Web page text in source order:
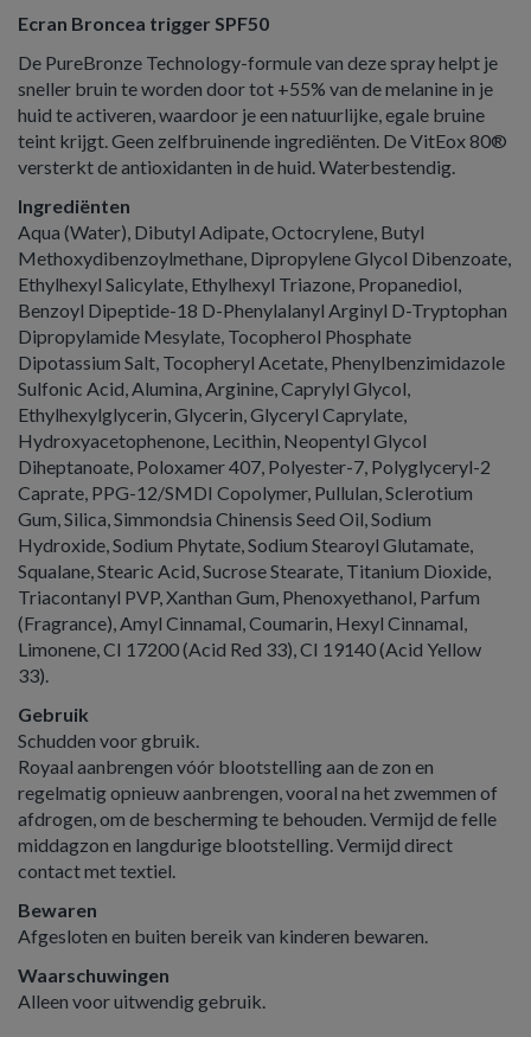
Ecran Broncea trigger SPF50
De PureBronze Technology-formule van deze spray helpt je
sneller bruin te worden door tot +55% van de melanine in je
huid te activeren, waardoor je een natuurlijke, egale bruine
teint krijgt. Geen zelfbruinende ingrediënten. De VitEox 80®
versterkt de antioxidanten in de huid. Waterbestendig.
Ingrediënten
Aqua (Water), Dibutyl Adipate, Octocrylene, Butyl
Methoxydibenzoylmethane, Dipropylene Glycol Dibenzoate,
Ethylhexyl Salicylate, Ethylhexyl Triazone, Propanediol,
Benzoyl Dipeptide-18 D-Phenylalanyl Arginyl D-Tryptophan
Dipropylamide Mesylate, Tocopherol Phosphate
Dipotassium Salt, Tocopheryl Acetate, Phenylbenzimidazole
Sulfonic Acid, Alumina, Arginine, Caprylyl Glycol,
Ethylhexylglycerin, Glycerin, Glyceryl Caprylate,
Hydroxyacetophenone, Lecithin, Neopentyl Glycol
Diheptanoate, Poloxamer 407, Polyester-7, Polyglyceryl-2
Caprate, PPG-12/SMDI Copolymer, Pullulan, Sclerotium
Gum, Silica, Simmondsia Chinensis Seed Oil, Sodium
Hydroxide, Sodium Phytate, Sodium Stearoyl Glutamate,
Squalane, Stearic Acid, Sucrose Stearate, Titanium Dioxide,
Triacontanyl PVP, Xanthan Gum, Phenoxyethanol, Parfum
(Fragrance), Amyl Cinnamal, Coumarin, Hexyl Cinnamal,
Limonene, CI 17200 (Acid Red 33), CI 19140 (Acid Yellow
33).
Gebruik
Schudden voor gbruik.
Royaal aanbrengen vóór blootstelling aan de zon en
regelmatig opnieuw aanbrengen, vooral na het zwemmen of
afdrogen, om de bescherming te behouden. Vermijd de felle
middagzon en langdurige blootstelling. Vermijd direct
contact met textiel.
Bewaren
Afgesloten en buiten bereik van kinderen bewaren.
Waarschuwingen
Alleen voor uitwendig gebruik.